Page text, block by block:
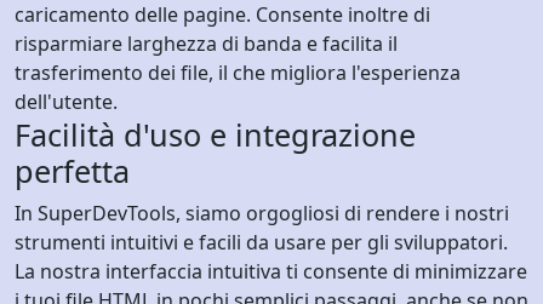
caricamento delle pagine. Consente inoltre di
risparmiare larghezza di banda e facilita il
trasferimento dei file, il che migliora l'esperienza
dell'utente.
Facilità d'uso e integrazione
perfetta
In SuperDevTools, siamo orgogliosi di rendere i nostri
strumenti intuitivi e facili da usare per gli sviluppatori.
La nostra interfaccia intuitiva ti consente di minimizzare